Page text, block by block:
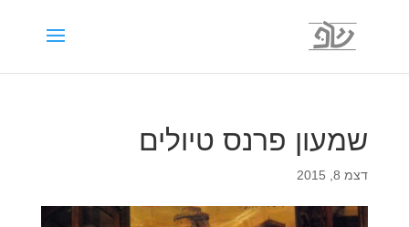
שמעון פרנס טיולים
דצמ 8, 2015